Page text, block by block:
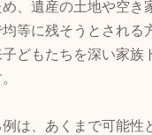
、遺産の土地や空
等に残そうとされ
どもたちを深い家
は、あくまで可能性